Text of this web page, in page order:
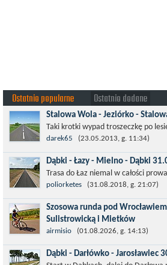
Ostatnio popularne Ostatnio dodane
Stalowa Wola - Jeziórko -
Taki krotki wypad troszeczkę po
której już nie ma , kopalni siarki
pamiętają okres...
darek65 (23.05.2013, g. 11:34)
Dąbki - Łazy - Mielno - Dąbki
Trasa do Łaz niemal w całości
ścieżkę rowerową (od Dąbek do
Niestety jest to trasa nie...
poliorketes (31.08.2018, g. 21:07)
Szosowa runda pod
Sulistrowicką i Mietków
Łatwa, szosowa runda pod
małym podjazdem na Przełęcz
To trasa idealna na...
airmisio (01.08.2026, g. 14:13)
Dąbki - Darłówko - Jarosławiec